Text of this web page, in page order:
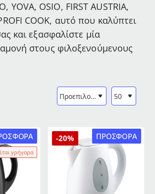
YOVA, OSIO, FIRST AUSTRIA,
COOK, αυτό που καλύπτει
και εξασφαλίστε μία
στους φιλοξενούμενους
γρήγορα
ΠΡΟΣΦΟΡΆ
-20%